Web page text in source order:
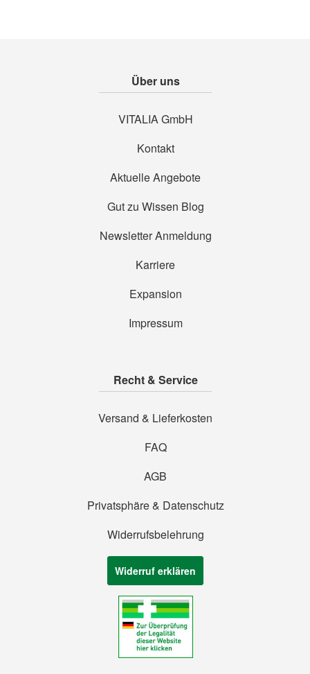
Über uns
VITALIA GmbH
Kontakt
Aktuelle Angebote
Gut zu Wissen Blog
Newsletter Anmeldung
Karriere
Expansion
Impressum
Recht & Service
Versand & Lieferkosten
FAQ
AGB
Privatsphäre & Datenschutz
Widerrufsbelehrung
Widerruf erklären